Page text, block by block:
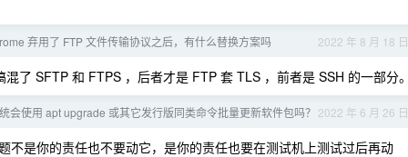
2022 年 8 月 18 日
弃用了 FTP 文件传输协议之后，有什么替换方案吗
了 SFTP 和 FTPS ，后者才是 FTP 套 TLS ，前者是 SSH 的一部分。
2022 年 6 月 26 日
会使用 apt upgrade 或其它发行版同类命令批量更新软件包吗？
不是你的责任也不要动它，是你的责任也要在测试机上测试过后再动